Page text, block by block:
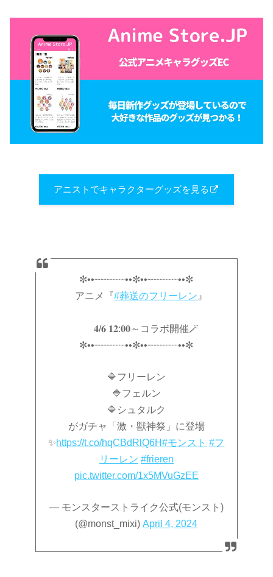
アニストでキャラクターグッズを見る
✼••┈┈┈┈┈••✼••┈┈┈┈┈••✼
アニメ『#葬送のフリーレン 』
𝟒/𝟔 𝟏𝟐:𝟎𝟎～コラボ開催🪄
✼••┈┈┈┈┈••✼••┈┈┈┈┈••✼
🔷フリーレン
🔷フェルン
🔷シュタルク
がガチャ「激・獣神祭」に登場
✨https://t.co/hqCBdRlQ6H#モンスト #フ
リーレン #frieren
pic.twitter.com/1x5MVuGzEE
— モンスターストライク公式(モンスト)
(@monst_mixi)April 4, 2024